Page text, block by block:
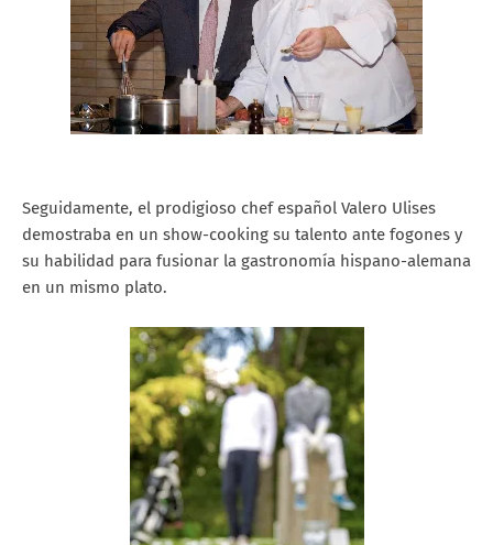
Seguidamente, el prodigioso chef español Valero Ulises
demostraba en un show-cooking su talento ante fogones y
su habilidad para fusionar la gastronomía hispano-alemana
en un mismo plato.